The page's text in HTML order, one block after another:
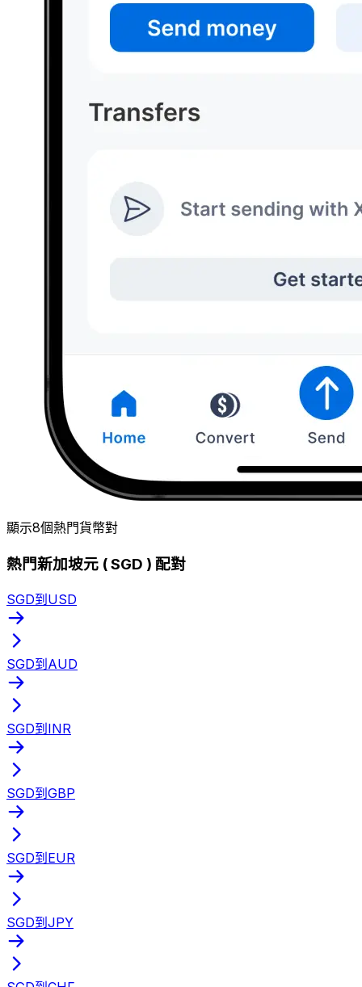
顯示8個熱門貨幣對
熱門新加坡元 ( SGD ) 配對
SGD到USD
SGD到AUD
SGD到INR
SGD到GBP
SGD到EUR
SGD到JPY